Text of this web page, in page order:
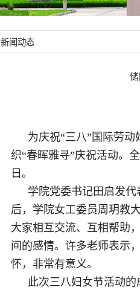
新闻动态
储
为庆祝“三八”国际劳
织“春晖雅寻”庆祝活动。
日。
学院党委书记田启发
后，学院女工委员周玥教
大家相互交流、互相帮助
间的感情。许多老师表示
怀，非常有意义。
此次三八妇女节活动